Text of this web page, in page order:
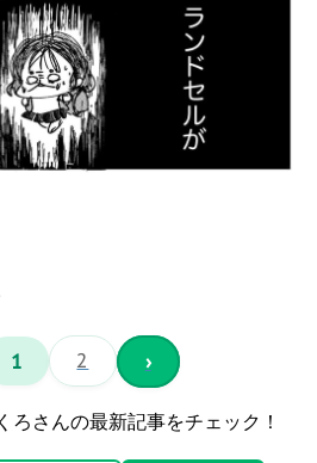
1 2 ›
ろさんの最新記事をチェック！